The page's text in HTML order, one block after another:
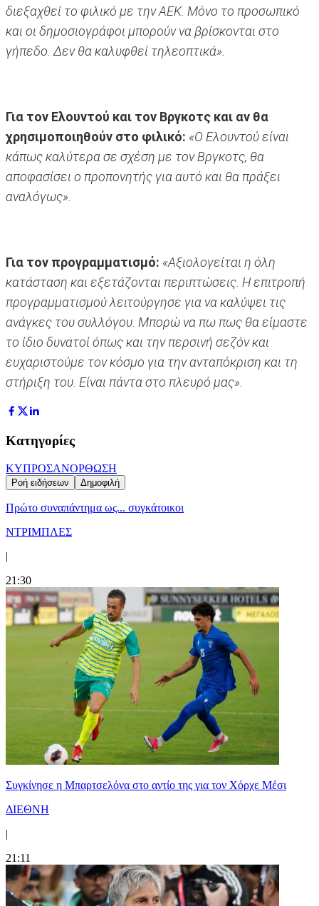
διεξαχθεί το φιλικό με την ΑΕΚ. Μόνο το προσωπικό
και οι δημοσιογράφοι μπορούν να βρίσκονται στο
γήπεδο. Δεν θα καλυφθεί τηλεοπτικά».
Για τον Ελουντού και τον Βργκοτς και αν θα
χρησιμοποιηθούν στο φιλικό: «Ο Ελουντού είναι
κάπως καλύτερα σε σχέση με τον Βργκοτς, θα
αποφασίσει ο προπονητής για αυτό και θα πράξει
αναλόγως».
Για τον προγραμματισμό: «Αξιολογείται η όλη
κατάσταση και εξετάζονται περιπτώσεις. Η επιτροπή
προγραμματισμού λειτούργησε για να καλύψει τις
ανάγκες του συλλόγου. Μπορώ να πω πως θα είμαστε
το ίδιο δυνατoί όπως και την περσινή σεζόν και
ευχαριστούμε τον κόσμο για την ανταπόκριση και τη
στήριξη του. Είναι πάντα στο πλευρό μας».
Κατηγορίες
ΚΥΠΡΟΣΑΝΟΡΘΩΣΗ
Ροή ειδήσεων Δημοφιλή
Πρώτο συναπάντημα ως... συγκάτοικοι
ΝΤΡΙΜΠΛΕΣ
|
21:30
Συγκίνησε η Μπαρτσελόνα στο αντίο της για τον Χόρχε Μέσι
ΔΙΕΘΝΗ
|
21:11